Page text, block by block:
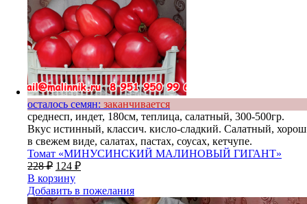
осталось семян: заканчивается
среднесп, индет, 180см, теплица, салатный, 300-500гр.
Вкус истинный, классич. кисло-сладкий. Салатный, хорош
в свежем виде, салатах, пастах, соусах, кетчупе.
Томат «МИНУСИНСКИЙ МАЛИНОВЫЙ ГИГАНТ»
228₽ 124 ₽
В корзину
Добавить в пожелания